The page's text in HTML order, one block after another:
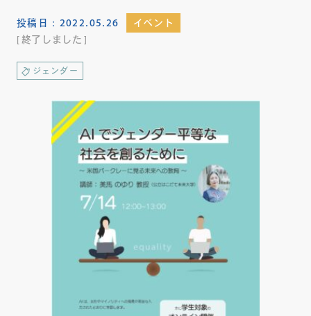
投稿日： 2022.05.26
イベント
終了しました
ジェンダー